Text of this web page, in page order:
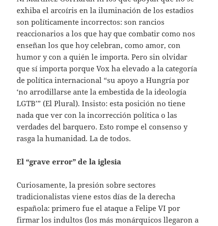
exhiba el arcoíris en la iluminación de los estadios
son políticamente incorrectos: son rancios
reaccionarios a los que hay que combatir como nos
enseñan los que hoy celebran, como amor, con
humor y con a quién le importa. Pero sin olvidar
que sí importa porque Vox ha elevado a la categoría
de política internacional “su apoyo a Hungría por
‘no arrodillarse ante la embestida de la ideología
LGTB’” (El Plural). Insisto: esta posición no tiene
nada que ver con la incorrección política o las
verdades del barquero. Esto rompe el consenso y
rasga la humanidad. La de todos.
El “grave error” de la iglesia
Curiosamente, la presión sobre sectores
tradicionalistas viene estos días de la derecha
española: primero fue el ataque a Felipe VI por
firmar los indultos (los más monárquicos llegaron a